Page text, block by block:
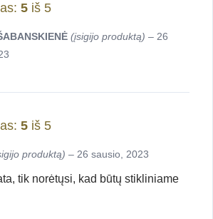
5 iš 5
(įsigijo produktą) – 26
5 iš 5
produktą) – 26 sausio, 2023
tik norėtųsi, kad būtų stikliniame